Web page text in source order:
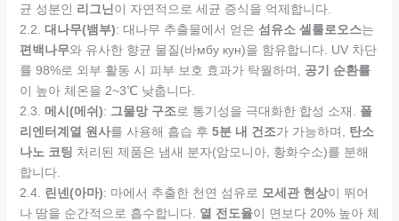
균 성분인 리그닌이 자연적으로 세균 증식을 억제합니다.
2.2. 대나무(뱀부): 대나무 추출물에서 얻은 섬유소 셀룰로오스는
편백나무와 유사한 향균 물질(바мбу кун)을 함유합니다. UV 차단
률 98%로 외부 활동 시 피부 보호 효과가 탁월하며, 공기 순환률
이 높아 체온을 2~3℃ 낮춥니다.
2.3. 메시(메쉬): 그물망 구조로 통기성을 극대화한 합성 소재. 폴
리엔터계열 원사를 사용해 흡습 후 5분 내 건조가 가능하며, 탄소
나노 코팅 처리된 제품은 냄새 분자(암모니아, 황화수소)를 분해
합니다.
2.4. 린넨(아마): 마에서 추출한 천연 섬유로 모세관 현상이 뛰어
나 땀을 순간적으로 흡수합니다. 열 전도율이 면보다 20% 높아 체